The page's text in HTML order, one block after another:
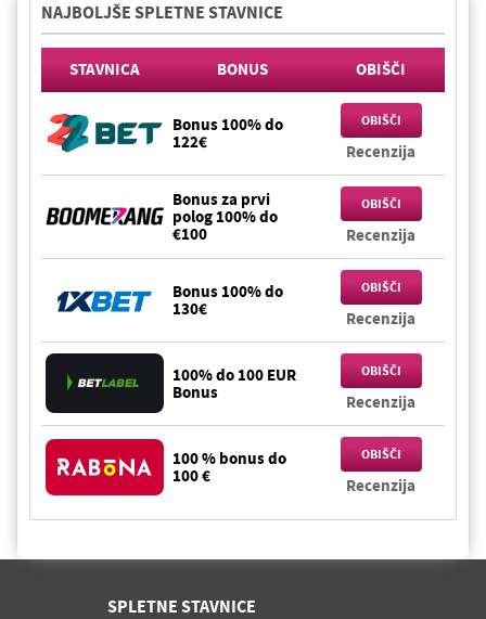
NAJBOLJŠE SPLETNE STAVNICE
STAVNICA BONUS OBIŠČI
Bonus 100% do
122€
OBIŠČI
Recenzija
Bonus za prvi
polog 100% do
€100
OBIŠČI
Recenzija
Bonus 100% do
130€
OBIŠČI
Recenzija
100% do 100 EUR
Bonus
OBIŠČI
Recenzija
100 % bonus do
100 €
OBIŠČI
Recenzija
SPLETNE STAVNICE